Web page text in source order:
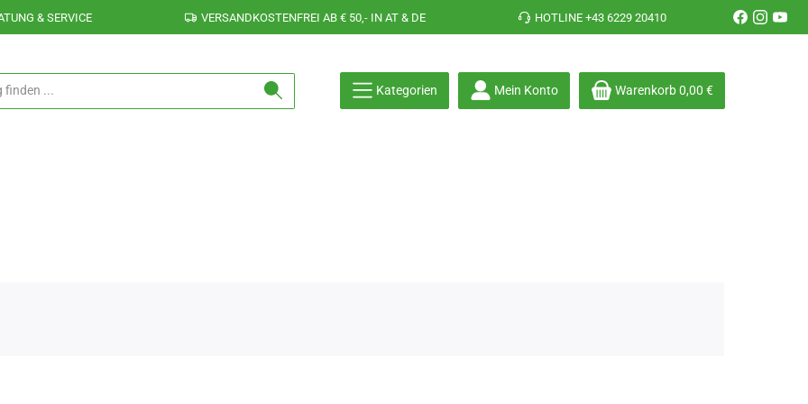
& SERVICE VERSANDKOSTENFREI AB € 50,- IN AT & DE HOTLINE +43 6229 20410
Kategorien Mein Konto Warenkorb0,00 €